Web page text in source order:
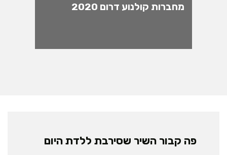
מחברות קולנוע דרום 2020
פה קבור השיר שסירבת ללדת היום